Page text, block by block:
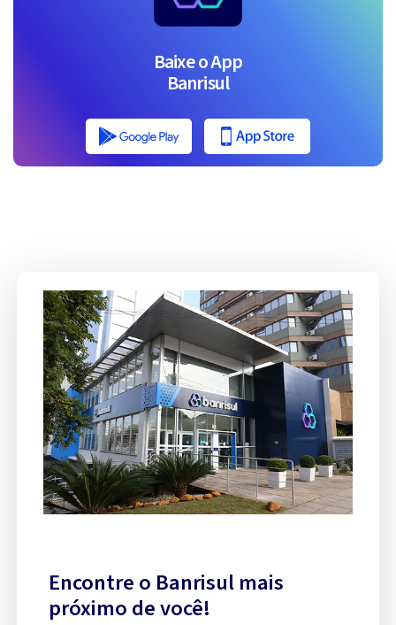
Baixe o App
Banrisul
Encontre o Banrisul mais
próximo de você!